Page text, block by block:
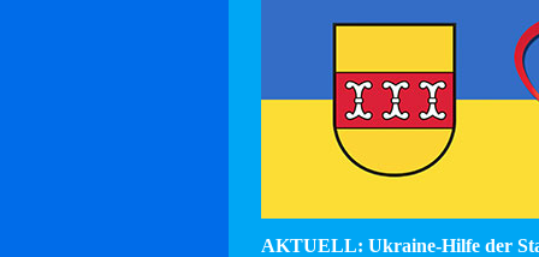
AKTUELL: Ukraine-Hilfe der